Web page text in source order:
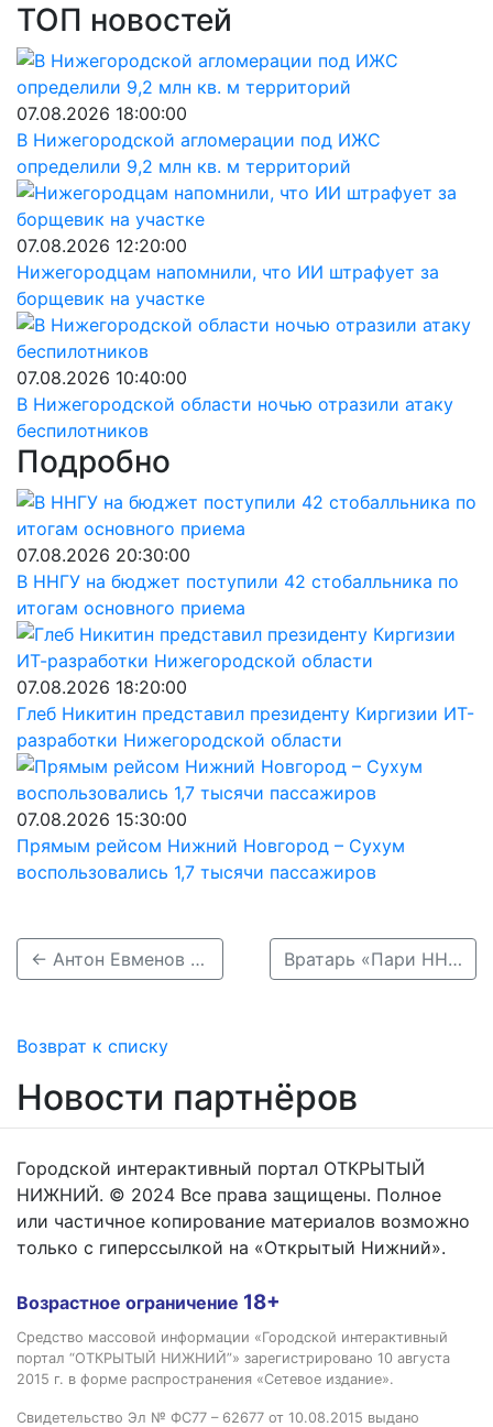
ТОП новостей
07.08.2026 18:00:00
В Нижегородской агломерации под ИЖС
определили 9,2 млн кв. м территорий
07.08.2026 12:20:00
Нижегородцам напомнили, что ИИ штрафует за
борщевик на участке
07.08.2026 10:40:00
В Нижегородской области ночью отразили атаку
беспилотников
Подробно
07.08.2026 20:30:00
В ННГУ на бюджет поступили 42 стобалльника по
итогам основного приема
07.08.2026 18:20:00
Глеб Никитин представил президенту Киргизии ИТ-
разработки Нижегородской области
07.08.2026 15:30:00
Прямым рейсом Нижний Новгород – Сухум
воспользовались 1,7 тысячи пассажиров
← Антон Евменов назначен спортивным директором ФК «Пари НН» Вратарь «Пари НН» извинился перед жителями Нижнего Новгорода за результаты клуба →
Возврат к списку
Новости партнёров
Городской интерактивный портал ОТКРЫТЫЙ
НИЖНИЙ. © 2024 Все права защищены. Полное
или частичное копирование материалов возможно
только с гиперссылкой на «Открытый Нижний».
Возрастное ограничение 18+
Средство массовой информации «Городской интерактивный
портал “ОТКРЫТЫЙ НИЖНИЙ”» зарегистрировано 10 августа
2015 г. в форме распространения «Сетевое издание».
Свидетельство Эл № ФС77 – 62677 от 10.08.2015 выдано